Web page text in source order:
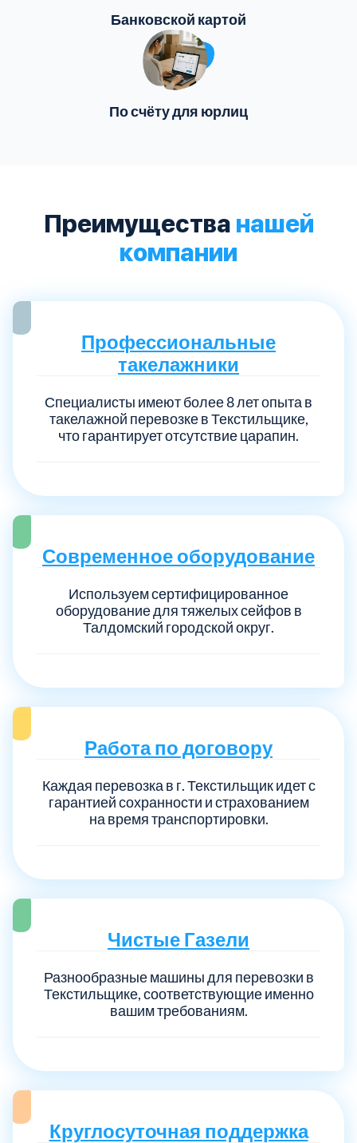
Банковской картой
По счёту для юрлиц
Преимущества нашей
компании
Профессиональные
такелажники
Специалисты имеют более 8 лет опыта в
такелажной перевозке в Текстильщике,
что гарантирует отсутствие царапин.
Современное оборудование
Используем сертифицированное
оборудование для тяжелых сейфов в
Талдомский городской округ.
Работа по договору
Каждая перевозка в г. Текстильщик идет с
гарантией сохранности и страхованием
на время транспортировки.
Чистые Газели
Разнообразные машины для перевозки в
Текстильщике, соответствующие именно
вашим требованиям.
Круглосуточная поддержка